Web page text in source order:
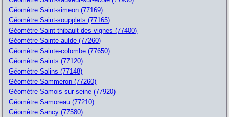
Géomètre Saint-simeon (77169)
Géomètre Saint-soupplets (77165)
Géomètre Saint-thibault-des-vignes (77400)
Géomètre Sainte-aulde (77260)
Géomètre Sainte-colombe (77650)
Géomètre Saints (77120)
Géomètre Salins (77148)
Géomètre Sammeron (77260)
Géomètre Samois-sur-seine (77920)
Géomètre Samoreau (77210)
Géomètre Sancy (77580)